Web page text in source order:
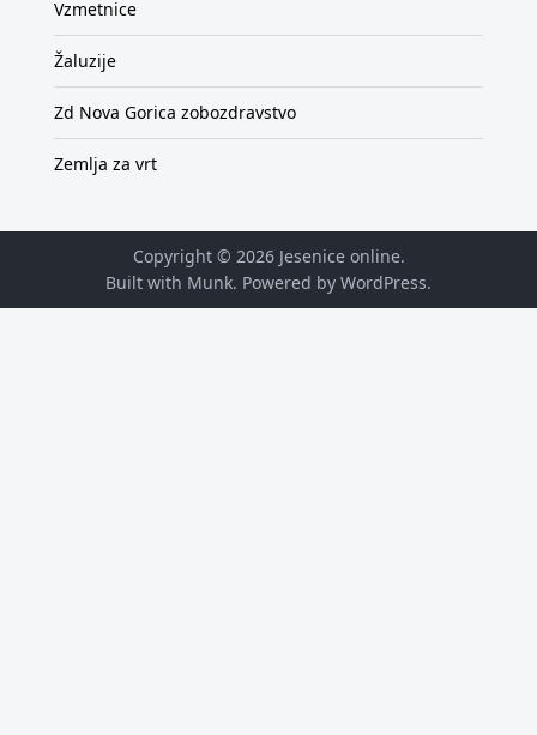
Vzmetnice
Žaluzije
Zd Nova Gorica zobozdravstvo
Zemlja za vrt
Copyright © 2026 Jesenice online.
Built with Munk. Powered by WordPress.